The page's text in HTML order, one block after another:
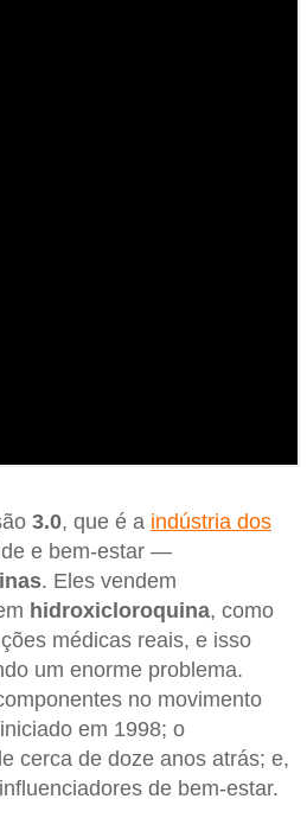
3.0, que é a indústria dos
e bem-estar —
. Eles vendem
hidroxicloroquina, como
médicas reais, e isso
um enorme problema.
no movimento
em 1998; o
cerca de doze anos atrás; e,
de bem-estar.